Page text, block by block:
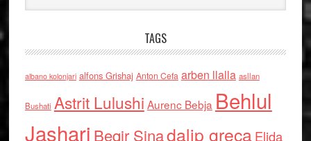
TAGS
albano kolonjari alfons Grishaj Anton Cefa arben llalla asllan
Bushati Astrit Lulushi Aurenc Bebja Behlul
Jashari Beqir Sinadalip grecaElida